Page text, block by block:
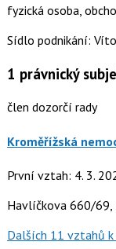
fyzická osoba,
Sídlo podnikání:
1 právnický
člen dozorčí rady
Kroměřížská
První vztah: 4. 3.
Havlíčkova 660/69,
Dalších 11 vztahů